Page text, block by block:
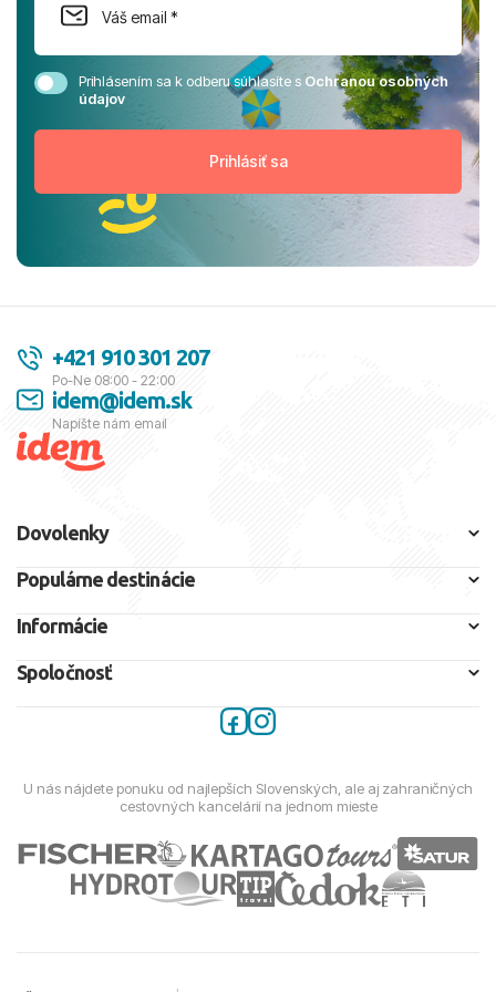
Prihlásením sa k odberu súhlasíte sOchranou osobných
údajov
+421 910 301 207
Po-Ne 08:00 - 22:00
idem@idem.sk
Napíšte nám email
Dovolenky
Populárne destinácie
Informácie
Spoločnosť
U nás nájdete ponuku od najlepších Slovenských, ale aj zahraničných
cestovných kancelárií na jednom mieste